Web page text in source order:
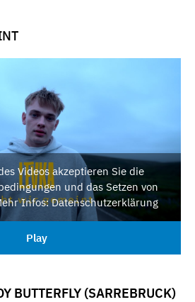
Videos akzeptieren Sie die
und das Setzen von
Infos: Datenschutzerklärung
Play
BUTTERFLY (SARREBRUCK)